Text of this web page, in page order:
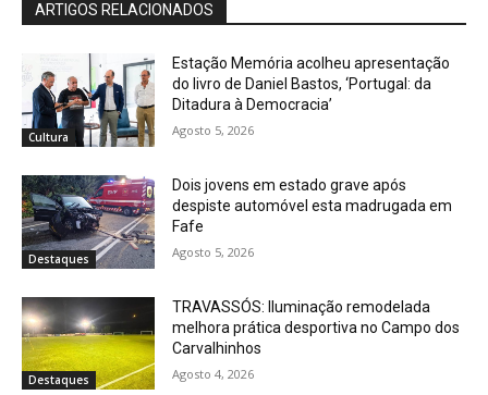
ARTIGOS RELACIONADOS
Cultura
Estação Memória acolheu apresentação
do livro de Daniel Bastos, ‘Portugal: da
Ditadura à Democracia’
Agosto 5, 2026
Destaques
Dois jovens em estado grave após
despiste automóvel esta madrugada em
Fafe
Agosto 5, 2026
Destaques
TRAVASSÓS: Iluminação remodelada
melhora prática desportiva no Campo dos
Carvalhinhos
Agosto 4, 2026